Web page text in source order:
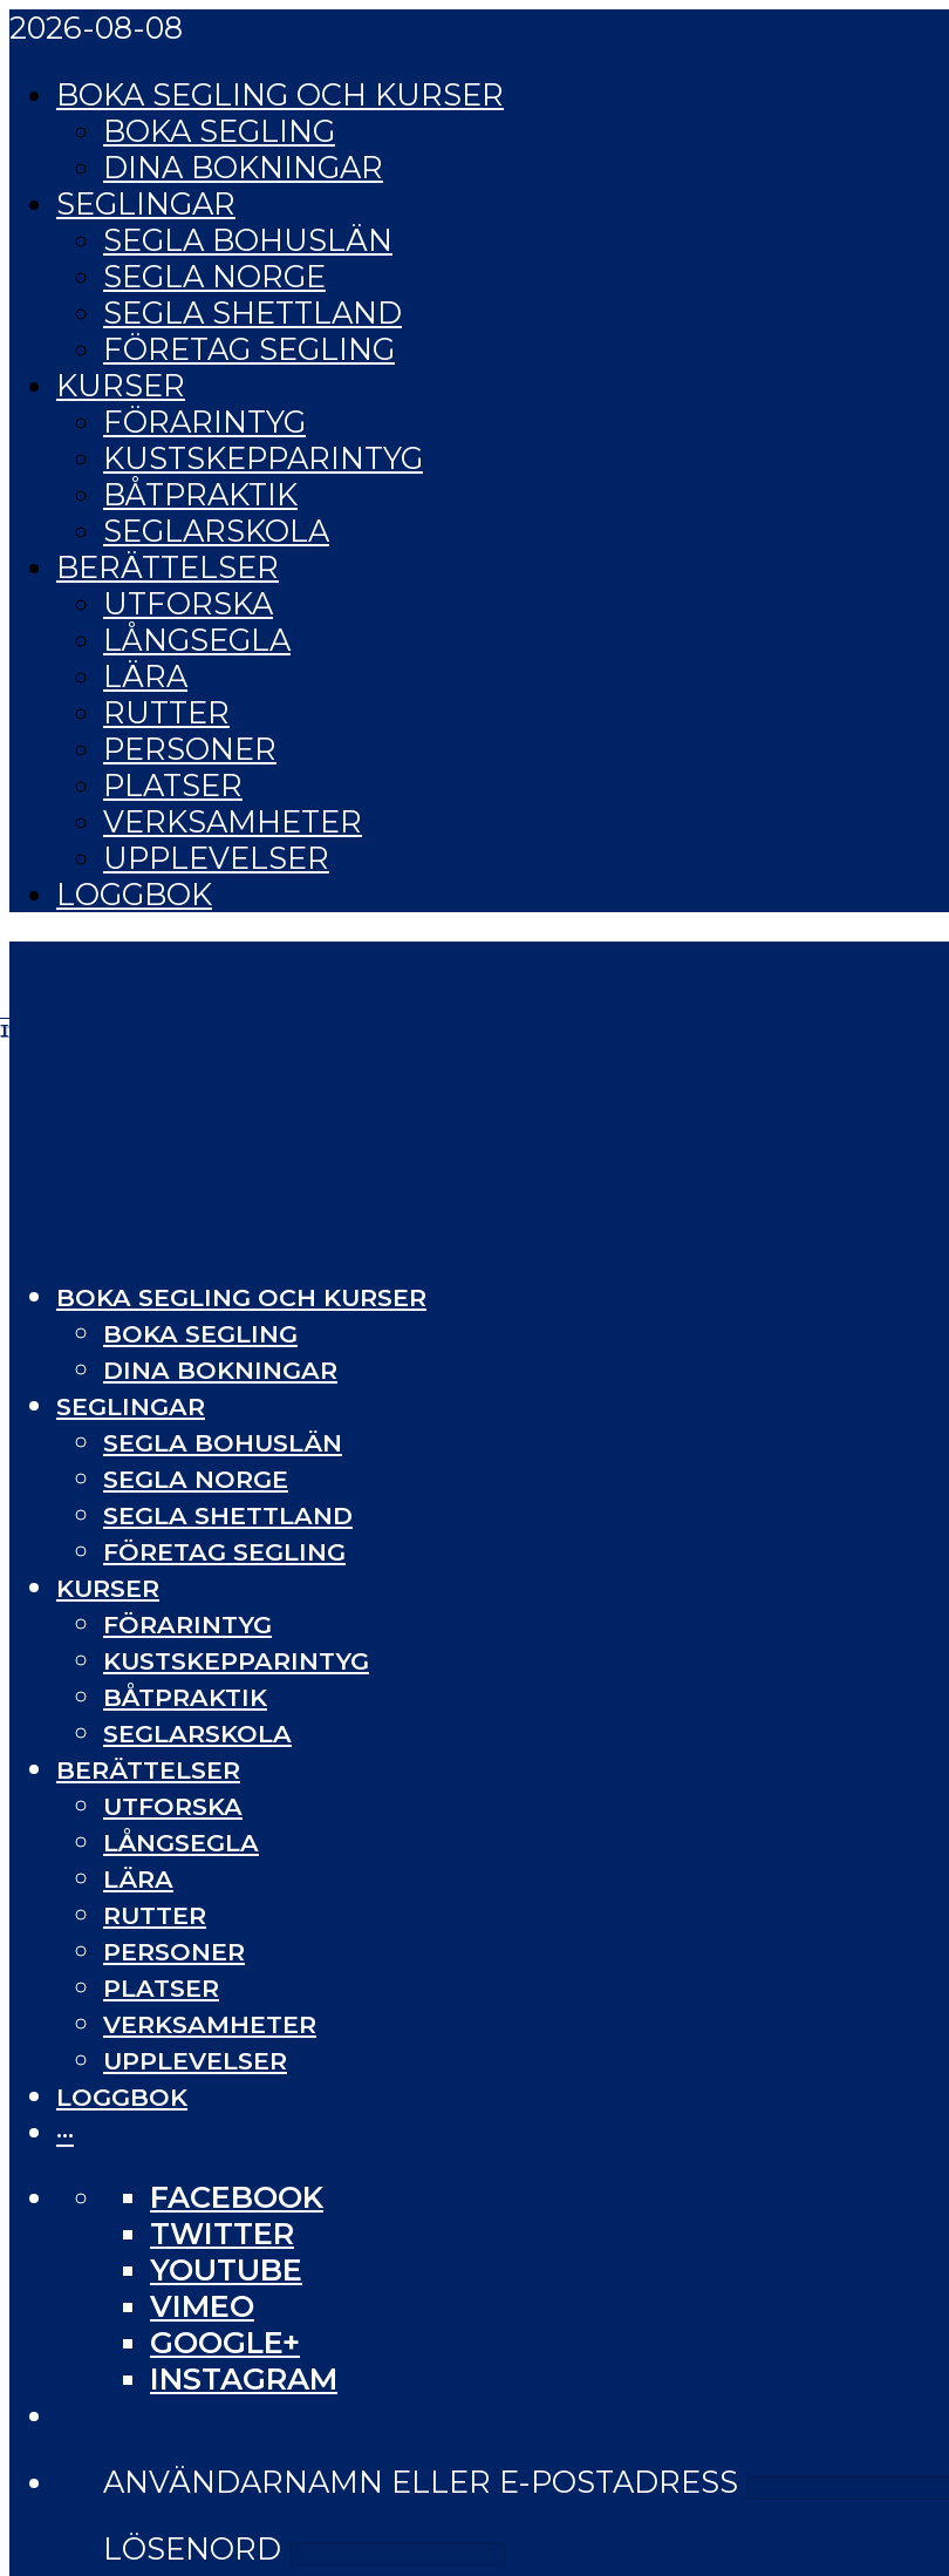
2026-08-08
BOKA SEGLING OCH KURSER
BOKA SEGLING
DINA BOKNINGAR
SEGLINGAR
SEGLA BOHUSLÄN
SEGLA NORGE
SEGLA SHETTLAND
FÖRETAG SEGLING
KURSER
FÖRARINTYG
KUSTSKEPPARINTYG
BÅTPRAKTIK
SEGLARSKOLA
BERÄTTELSER
UTFORSKA
LÅNGSEGLA
LÄRA
RUTTER
PERSONER
PLATSER
VERKSAMHETER
UPPLEVELSER
LOGGBOK
OF STARDUST
BOKA SEGLING OCH KURSER
BOKA SEGLING
DINA BOKNINGAR
SEGLINGAR
SEGLA BOHUSLÄN
SEGLA NORGE
SEGLA SHETTLAND
FÖRETAG SEGLING
KURSER
FÖRARINTYG
KUSTSKEPPARINTYG
BÅTPRAKTIK
SEGLARSKOLA
BERÄTTELSER
UTFORSKA
LÅNGSEGLA
LÄRA
RUTTER
PERSONER
PLATSER
VERKSAMHETER
UPPLEVELSER
LOGGBOK
···
FACEBOOK
TWITTER
YOUTUBE
VIMEO
GOOGLE+
INSTAGRAM
ANVÄNDARNAMN ELLER E-POSTADRESS
LÖSENORD